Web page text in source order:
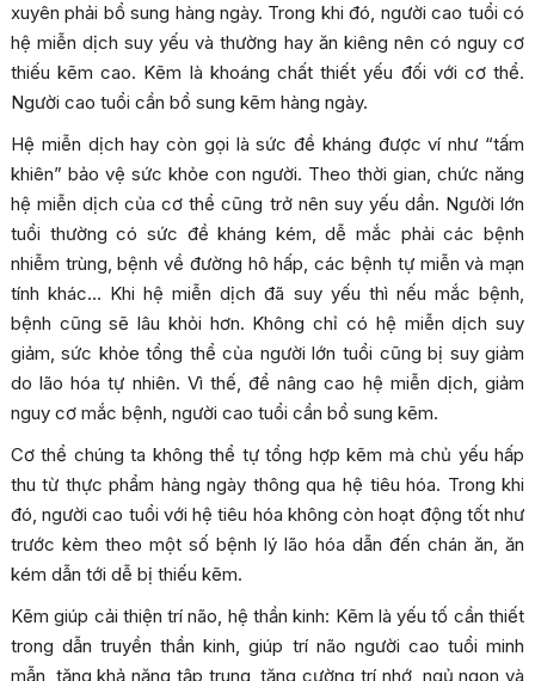
xuyên phải bổ sung hàng ngày. Trong khi đó, người cao tuổi có
hệ miễn dịch suy yếu và thường hay ăn kiêng nên có nguy cơ
thiếu kẽm cao. Kẽm là khoáng chất thiết yếu đối với cơ thể.
Người cao tuổi cần bổ sung kẽm hàng ngày.
Hệ miễn dịch hay còn gọi là sức đề kháng được ví như “tấm
khiên” bảo vệ sức khỏe con người. Theo thời gian, chức năng
hệ miễn dịch của cơ thể cũng trở nên suy yếu dần. Người lớn
tuổi thường có sức đề kháng kém, dễ mắc phải các bệnh
nhiễm trùng, bệnh về đường hô hấp, các bệnh tự miễn và mạn
tính khác… Khi hệ miễn dịch đã suy yếu thì nếu mắc bệnh,
bệnh cũng sẽ lâu khỏi hơn. Không chỉ có hệ miễn dịch suy
giảm, sức khỏe tổng thể của người lớn tuổi cũng bị suy giảm
do lão hóa tự nhiên. Vì thế, để nâng cao hệ miễn dịch, giảm
nguy cơ mắc bệnh, người cao tuổi cần bổ sung kẽm.
Cơ thể chúng ta không thể tự tổng hợp kẽm mà chủ yếu hấp
thu từ thực phẩm hàng ngày thông qua hệ tiêu hóa. Trong khi
đó, người cao tuổi với hệ tiêu hóa không còn hoạt động tốt như
trước kèm theo một số bệnh lý lão hóa dẫn đến chán ăn, ăn
kém dẫn tới dễ bị thiếu kẽm.
Kẽm giúp cải thiện trí não, hệ thần kinh: Kẽm là yếu tố cần thiết
trong dẫn truyền thần kinh, giúp trí não người cao tuổi minh
mẫn, tăng khả năng tập trung, tăng cường trí nhớ, ngủ ngon và